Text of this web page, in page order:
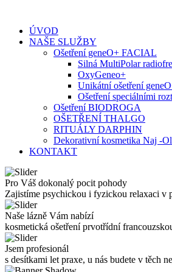
contentÚVOD
NAŠE SLUŽBY
Ošetření geneO+ FACIAL
Silná MultiPolar
OxyGeneo+
Unikátní ošetření
Ošetření speciálními
Ošetření BIODROGA
OŠETŘENÍ THALGO
RITUÁLY DARPHIN
Dekorativní kosmetika Naj -
KONTAKT
Pro Váš dokonalý pocit pohody
Zajistíme psychickou i fyzickou relaxaci v
Naše lázně Vám nabízí
kosmetická ošetření prvotřídní
Jsem profesionál
s desítkami let praxe, u nás budete v těch